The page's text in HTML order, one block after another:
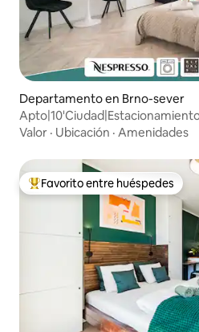
Departamento en Brno-sever
gratuito|Balcón|Nespresso|Netflix
Valor · Ubicación · Amenidades
De los mejores en Favorito entre
Favorito entre huéspedes